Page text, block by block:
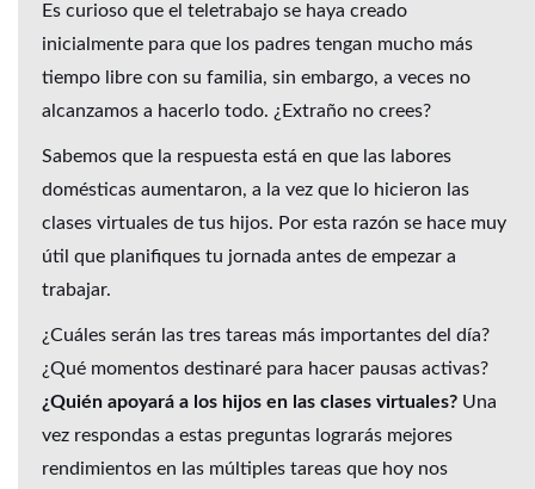
Es curioso que el teletrabajo se haya creado
inicialmente para que los padres tengan mucho más
tiempo libre con su familia, sin embargo, a veces no
alcanzamos a hacerlo todo. ¿Extraño no crees?
Sabemos que la respuesta está en que las labores
domésticas aumentaron, a la vez que lo hicieron las
clases virtuales de tus hijos. Por esta razón se hace muy
útil que planifiques tu jornada antes de empezar a
trabajar.
¿Cuáles serán las tres tareas más importantes del día?
¿Qué momentos destinaré para hacer pausas activas?
¿Quién apoyará a los hijos en las clases virtuales? Una
vez respondas a estas preguntas lograrás mejores
rendimientos en las múltiples tareas que hoy nos